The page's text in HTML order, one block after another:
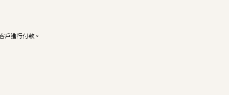
戶進行付款。